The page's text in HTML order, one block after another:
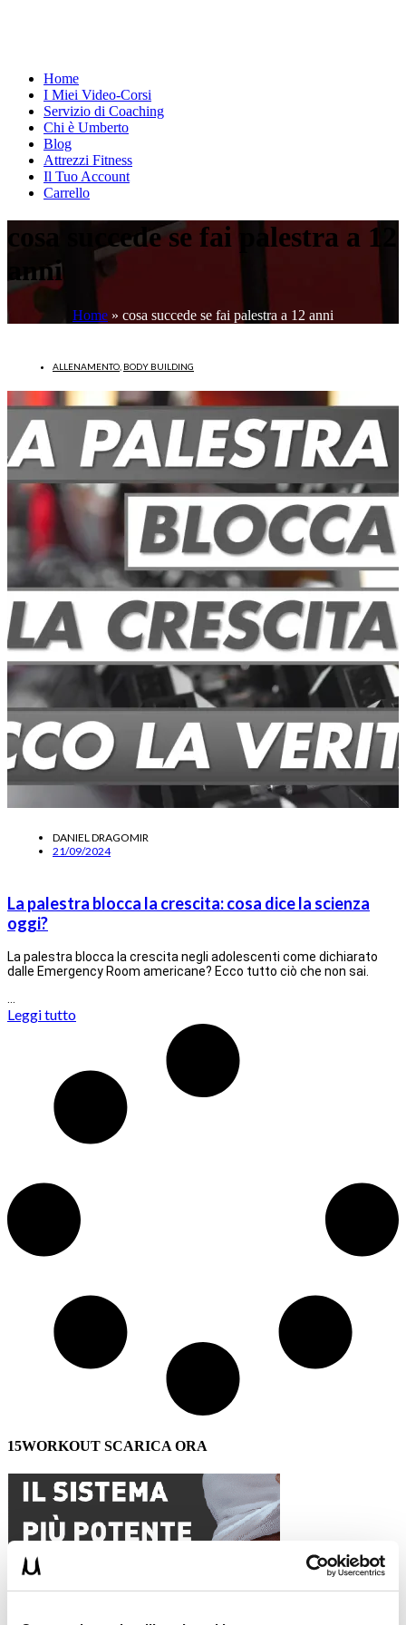
Home
I Miei Video-Corsi
Servizio di Coaching
Chi è Umberto
Blog
Attrezzi Fitness
Il Tuo Account
Carrello
cosa succede se fai palestra a 12
anni
Home » cosa succede se fai palestra a 12 anni
ALLENAMENTO BODY BUILDING
DANIEL DRAGOMIR
21/09/2024
La palestra blocca la crescita: cosa dice la scienza
oggi?
La palestra blocca la crescita negli adolescenti come dichiarato
dalle Emergency Room americane? Ecco tutto ciò che non sai.
Leggi tutto
15WORKOUT SCARICA ORA